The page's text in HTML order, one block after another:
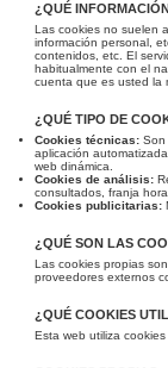
¿QUÉ
Las cookies no suelen
información personal,
contenidos, etc. El
habitualmente con el
cuenta que es usted la
¿QUÉ TIPO DE
Cookies técnicas: Son
aplicación
web dinámica.
Cookies de análisis:
consultados, franja
Cookies publicitarias:
¿QUÉ SON LAS
Las cookies propias
proveedores externos
¿QUÉ COOKIES
Esta web utiliza